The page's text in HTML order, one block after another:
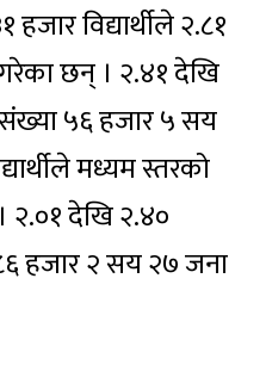
हजार विद्यार्थीले २.८१
छन् । २.४१ देखि
५६ हजार ५ सय
मध्यम स्तरको
२.०१ देखि २.४०
८६ हजार २ सय २७ जना